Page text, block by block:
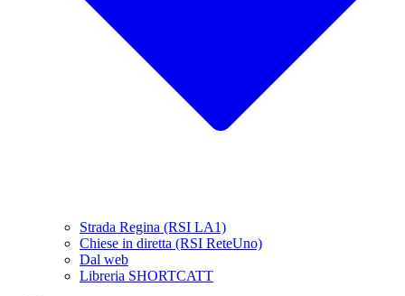
Strada Regina (RSI LA1)
Chiese in diretta (RSI ReteUno)
Dal web
Libreria SHORTCATT